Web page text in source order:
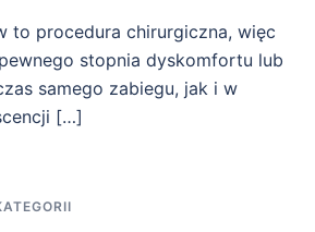
to procedura chirurgiczna, więc
stopnia dyskomfortu lub
samego zabiegu, jak i w
[…]